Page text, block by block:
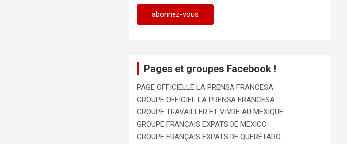
Pages et groupes Facebook !
PAGE OFFICIELLE LA PRENSA FRANCESA
GROUPE OFFICIEL LA PRENSA FRANCESA
GROUPE TRAVAILLER ET VIVRE AU MEXIQUE
GROUPE FRANÇAIS EXPATS DE MEXICO
GROUPE FRANÇAIS EXPATS DE QUERÉTARO